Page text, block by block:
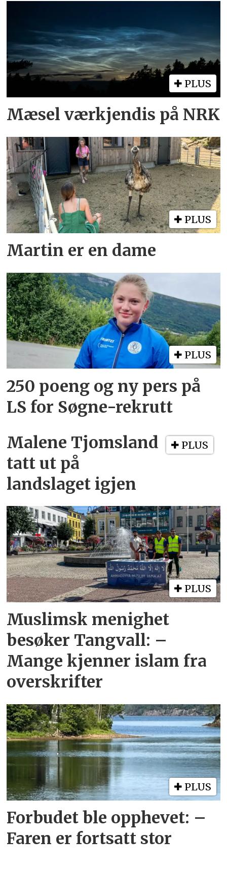
PLUS
Mæsel værkjendis på NRK
PLUS
Martin er en dame
PLUS
250 poeng og ny pers på
LS for Søgne-rekrutt
PLUS
Malene Tjomsland
tatt ut på
landslaget igjen
PLUS
Muslimsk menighet
besøker Tangvall: –
Mange kjenner islam fra
overskrifter
PLUS
Forbudet ble opphevet: –
Faren er fortsatt stor